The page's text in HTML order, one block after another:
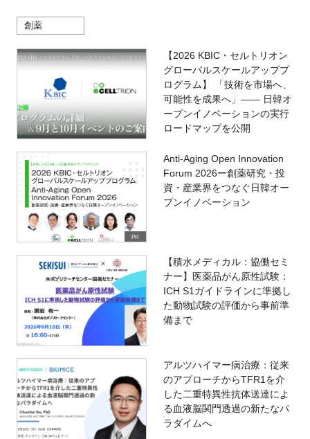
創薬
【2026 KBIC・セルトリオン
グローバルスケールアッププ
ログラム】 「技術を市場へ、
可能性を成果へ」―― 日韓オ
ープンイノベーションの実行
ロードマップを公開
PR
Anti-Aging Open Innovation
Forum 2026ー創薬研究・投
資・産業界をつなぐ日韓オー
プンイノベーション
【積水メディカル：協働セミ
ナー】医薬品がん原性試験：
ICH S1ガイドラインに準拠し
た動物試験の評価から事前準
備まで
アルツハイマー病治療：従来
のアプローチからTFR1を介
した二重特異性抗体送達によ
る血液脳関門透過の新たなパ
ラダイムへ